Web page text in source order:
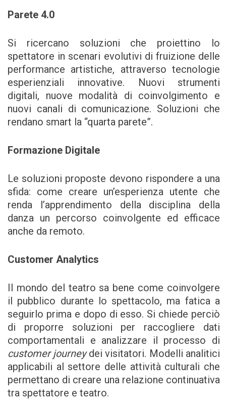
Parete 4.0
Si ricercano soluzioni che proiettino lo
spettatore in scenari evolutivi di fruizione delle
performance artistiche, attraverso tecnologie
esperienziali innovative. Nuovi strumenti
digitali, nuove modalità di coinvolgimento e
nuovi canali di comunicazione. Soluzioni che
rendano smart la “quarta parete”.
Formazione Digitale
Le soluzioni proposte devono rispondere a una
sfida: come creare un’esperienza utente che
renda l’apprendimento della disciplina della
danza un percorso coinvolgente ed efficace
anche da remoto.
Customer Analytics
Il mondo del teatro sa bene come coinvolgere
il pubblico durante lo spettacolo, ma fatica a
seguirlo prima e dopo di esso. Si chiede perciò
di proporre soluzioni per raccogliere dati
comportamentali e analizzare il processo di
customer journeydei visitatori. Modelli analitici
applicabili al settore delle attività culturali che
permettano di creare una relazione continuativa
tra spettatore e teatro.